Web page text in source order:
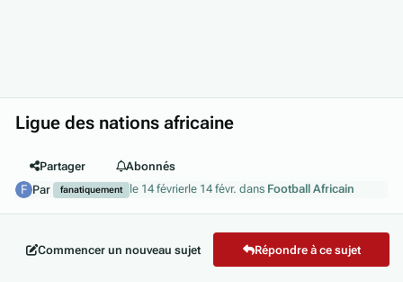
Ligue des nations africaine
Partager
Abonnés
Par
fanatiquement le 14 févrierle 14 févr. dans Football Africain
Commencer un nouveau sujet Répondre à ce sujet